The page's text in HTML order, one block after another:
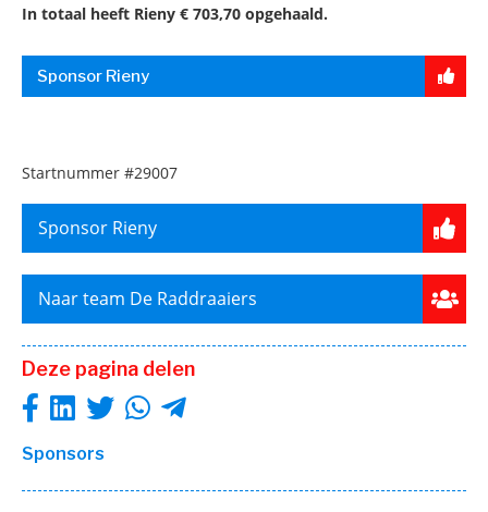
In totaal heeft Rieny € 703,70 opgehaald.
Sponsor Rieny
Startnummer #29007
Sponsor Rieny
Naar team De Raddraaiers
Deze pagina delen
Sponsors